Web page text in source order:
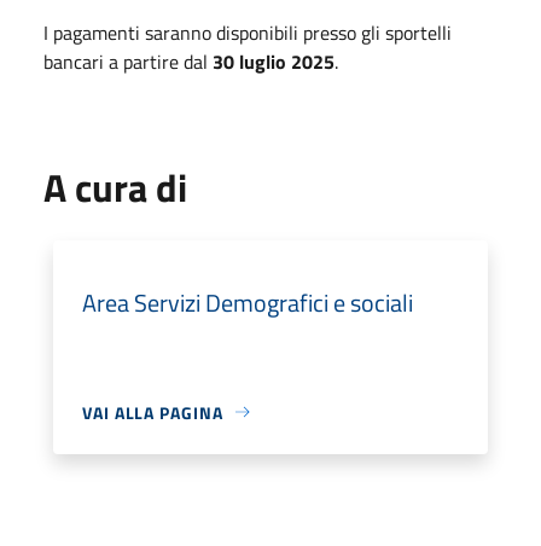
I pagamenti saranno disponibili presso gli sportelli
bancari a partire dal 30 luglio 2025.
A cura di
Area Servizi Demografici e sociali
VAI ALLA PAGINA